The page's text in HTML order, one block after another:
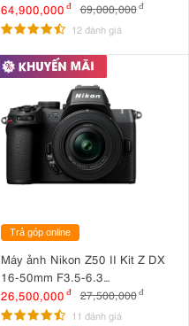
64,900,000 đ 69,000,000 đ
12 đánh giá
Trả góp online
Máy ảnh Nikon Z50 II Kit Z DX
16-50mm F3.5-6.3
VR Nhập khẩu
26,500,000 đ 27,500,000 đ
11 đánh giá